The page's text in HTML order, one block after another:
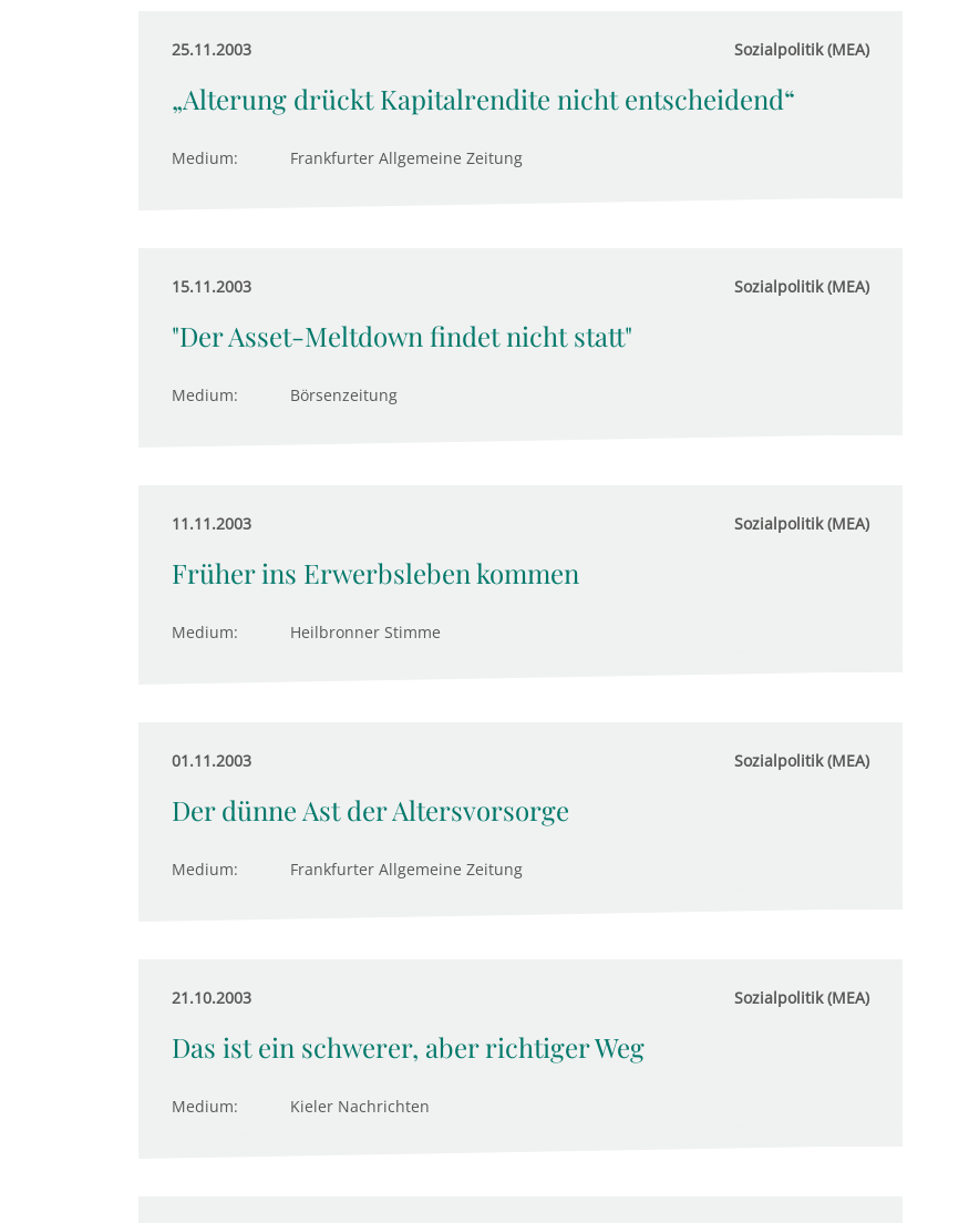
25.11.2003 Sozialpolitik (MEA)
„Alterung drückt Kapitalrendite nicht entscheidend“
Medium: Frankfurter Allgemeine Zeitung
15.11.2003 Sozialpolitik (MEA)
"Der Asset-Meltdown findet nicht statt"
Medium: Börsenzeitung
11.11.2003 Sozialpolitik (MEA)
Früher ins Erwerbsleben kommen
Medium: Heilbronner Stimme
01.11.2003 Sozialpolitik (MEA)
Der dünne Ast der Altersvorsorge
Medium: Frankfurter Allgemeine Zeitung
21.10.2003 Sozialpolitik (MEA)
Das ist ein schwerer, aber richtiger Weg
Medium: Kieler Nachrichten